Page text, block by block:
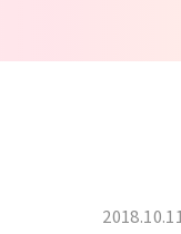
2018.10.11